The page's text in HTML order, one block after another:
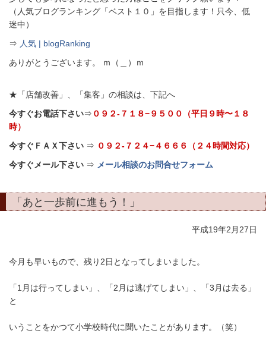
（人気ブログランキング「ベスト１０」を目指します！只今、低
迷中）
⇒ 人気 | blogRanking
ありがとうございます。 ｍ（＿）ｍ
★「店舗改善」、「集客」の相談は、下記へ
今すぐお電話下さい⇒ ０９２-７１８−９５００（平日９時〜１８
時）
今すぐＦＡＸ下さい ⇒ ０９２-７２４−４６６６（２４時間対応）
今すぐメール下さい ⇒ メール相談のお問合せフォーム
「あと一歩前に進もう！」
平成19年2月27日
今月も早いもので、残り2日となってしまいました。
「1月は行ってしまい」、「2月は逃げてしまい」、「3月は去る」
と
いうことをかつて小学校時代に聞いたことがあります。（笑）